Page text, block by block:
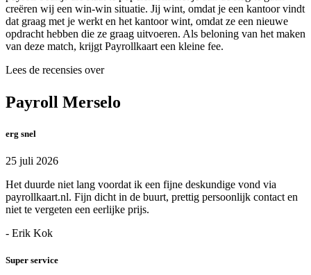
creëren wij een win-win situatie. Jij wint, omdat je een kantoor vindt
dat graag met je werkt en het kantoor wint, omdat ze een nieuwe
opdracht hebben die ze graag uitvoeren. Als beloning van het maken
van deze match, krijgt Payrollkaart een kleine fee.
Lees de recensies over
Payroll Merselo
erg snel
25 juli 2026
Het duurde niet lang voordat ik een fijne deskundige vond via
payrollkaart.nl. Fijn dicht in de buurt, prettig persoonlijk contact en
niet te vergeten een eerlijke prijs.
- Erik Kok
Super service